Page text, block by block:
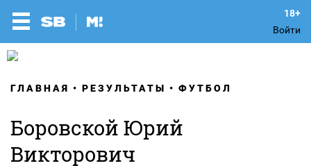
Войти
ГЛАВНАЯ РЕЗУЛЬТАТЫ ФУТБОЛ
Боровской Юрий
Викторович